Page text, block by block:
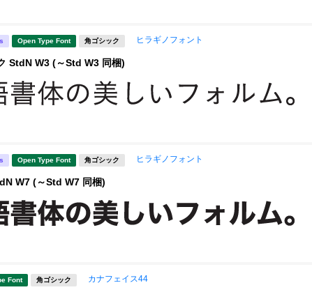
Open Type Font 角ゴシック ヒラギノフォント
StdN W3 (～Std W3 同梱)
Open Type Font 角ゴシック ヒラギノフォント
W7 (～Std W7 同梱)
Font 角ゴシック カナフェイス44